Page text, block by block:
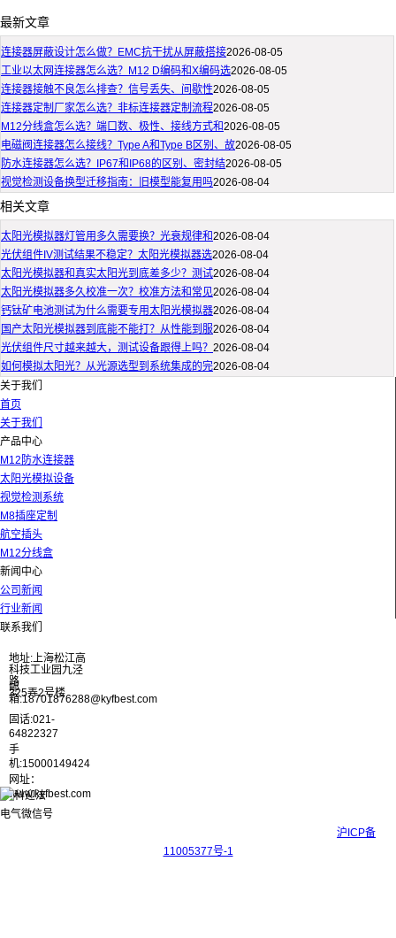
最新文章
连接器屏蔽设计怎么做？EMC抗干扰从屏蔽搭接2026-08-05
工业以太网连接器怎么选？M12 D编码和X编码选2026-08-05
连接器接触不良怎么排查？信号丢失、间歇性2026-08-05
连接器定制厂家怎么选？非标连接器定制流程2026-08-05
M12分线盒怎么选？端口数、极性、接线方式和2026-08-05
电磁阀连接器怎么接线？Type A和Type B区别、故2026-08-05
防水连接器怎么选？IP67和IP68的区别、密封结2026-08-05
视觉检测设备换型迁移指南：旧模型能复用吗2026-08-04
相关文章
太阳光模拟器灯管用多久需要换？光衰规律和2026-08-04
光伏组件IV测试结果不稳定？太阳光模拟器选2026-08-04
太阳光模拟器和真实太阳光到底差多少？测试2026-08-04
太阳光模拟器多久校准一次？校准方法和常见2026-08-04
钙钛矿电池测试为什么需要专用太阳光模拟器2026-08-04
国产太阳光模拟器到底能不能打？从性能到服2026-08-04
光伏组件尺寸越来越大，测试设备跟得上吗？ 2026-08-04
如何模拟太阳光？从光源选型到系统集成的完2026-08-04
关于我们
首页
关于我们
产品中心
M12防水连接器
太阳光模拟设备
视觉检测系统
M8插座定制
航空插头
M12分线盒
新闻中心
公司新闻
行业新闻
联系我们
地址:上海松江高
科技工业园九泾
路
325弄2号楼
邮
箱:18701876288@kyfbest.com
固话:021-
64822327
手
机:15000149424
网址：
www.kyfbest.com
沪ICP备
11005377号-1